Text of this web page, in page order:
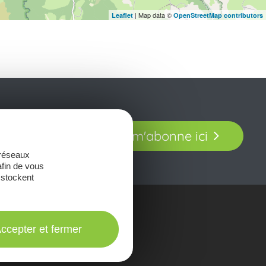
Leaflet | Map data © OpenStreetMap contributors
Je m'abonne ici
de vous
et fermer